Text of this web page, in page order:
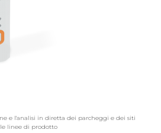
e l'analisi in diretta dei parcheggi e dei siti
linee di prodotto